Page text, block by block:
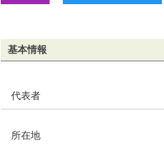
基本情報
代表者
所在地